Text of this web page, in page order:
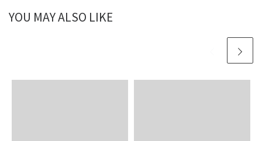
YOU MAY ALSO LIKE